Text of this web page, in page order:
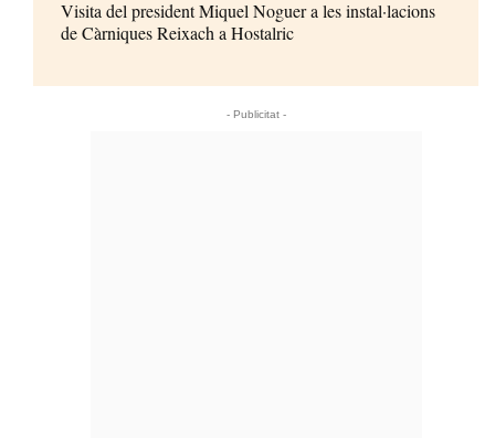
Visita del president Miquel Noguer a les instal·lacions
de Càrniques Reixach a Hostalric
- Publicitat -